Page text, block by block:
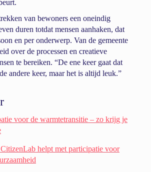
van bewoners een oneindig
duren totdat mensen aanhaken, dat
en per onderwerp. Van de gemeente
over de processen en creatieve
te bereiken. “De ene keer gaat dat
andere keer, maar het is altijd leuk.”
voor de warmtetransitie – zo krijg je
helpt met participatie voor